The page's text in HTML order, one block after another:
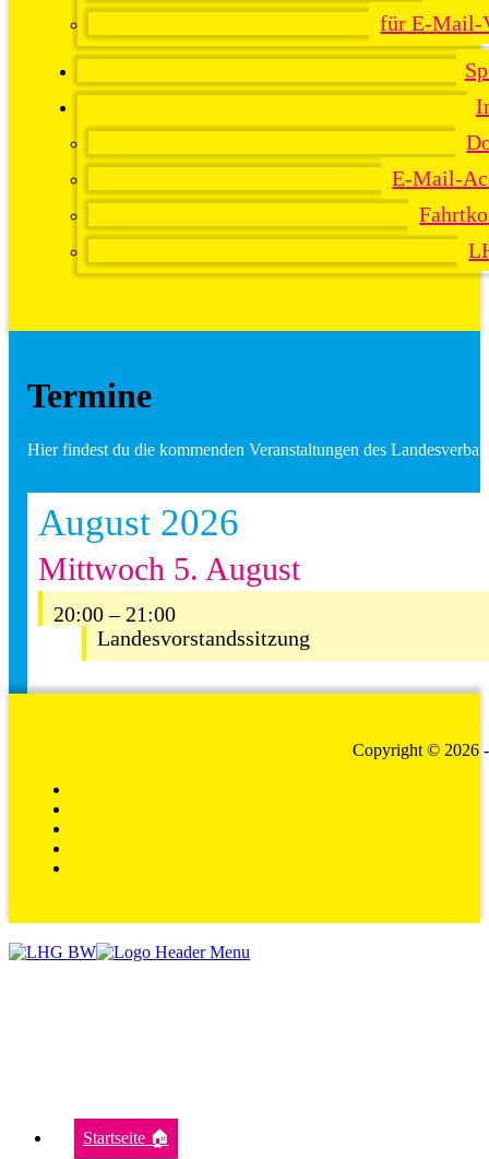
für E-Mail-
E-Mail-
Termine
Hier findest du die kommenden Veranstaltungen des
August 2026
Mittwoch 5. August
20:00– 21:00
Landesvorstandssitzung
Copyright © 2026
Startseite 🏠